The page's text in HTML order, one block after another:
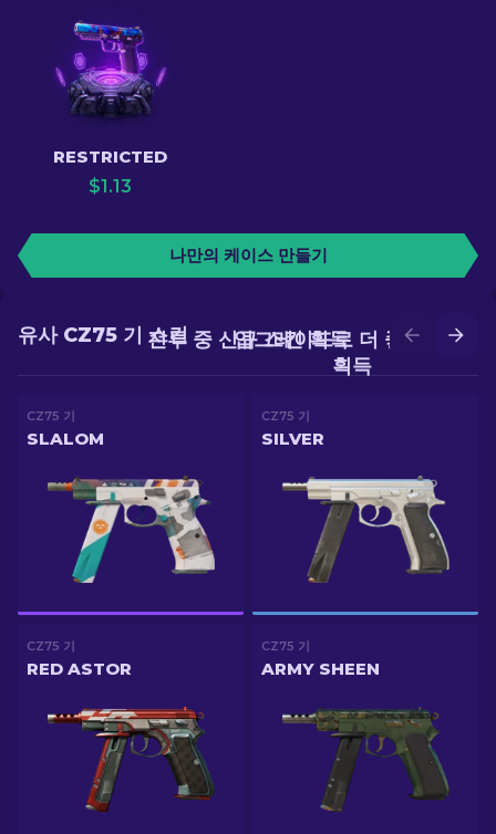
RESTRICTED
$1.13
나만의 케이스 만들기
업그레이드로 더 좋은 스킨
획득
전투 중 신규 스킨 획득
유사 CZ75 기 스킨
CZ75 기
SLALOM
CZ75 기
SILVER
CZ75 기
RED ASTOR
CZ75 기
ARMY SHEEN